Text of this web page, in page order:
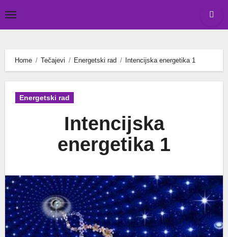
to
Home Tečajevi Energetski rad Intencijska energetika 1
Energetski rad
Intencijska
energetika 1